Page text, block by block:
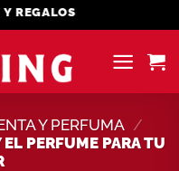
Y PERFUMA /
PERFUME PARA TU